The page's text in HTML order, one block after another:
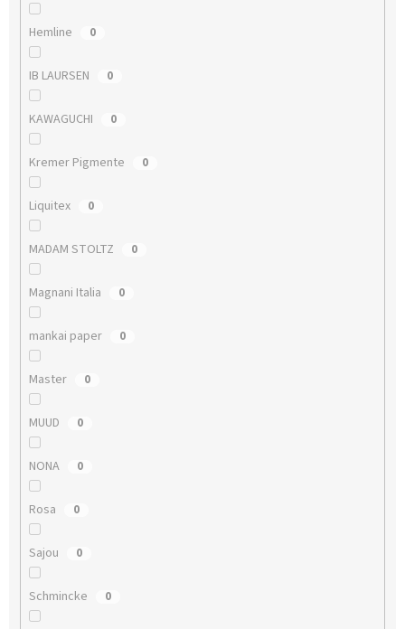
Hemline 0
IB LAURSEN 0
KAWAGUCHI 0
Kremer Pigmente 0
Liquitex 0
MADAM STOLTZ 0
Magnani Italia 0
mankai paper 0
Master 0
MUUD 0
NONA 0
Rosa 0
Sajou 0
Schmincke 0